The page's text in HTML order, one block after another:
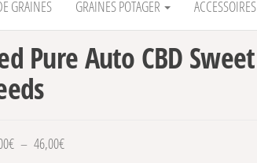
GRAINES GRAINES POTAGER ACCESSOIRES
Pure Auto CBD Sweet
€ – 46,00€Plage de prix : 28,00€ à 46,00€